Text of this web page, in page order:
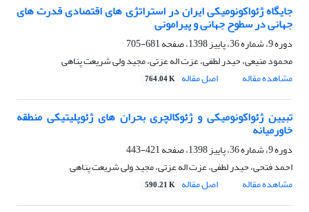
جایگاه ژئواکونومیکی ایران در استراتژی های اقتصادی قدرت های
جهانی در سطوح جهانی و پیرامونی
دوره 9، شماره 36، پاییز 1398، صفحه
681-705
محمود منیعی، حیدر لطفی، عزت اله عزتی، مجید ولی شریعت پناهی
مشاهده مقاله
اصل مقاله 764.04 K
تبیین ژئواکونومیکی و ژئوکالچری بحران های ژئوپلیتیکی منطقه
خاورمیانه
دوره 9، شماره 36، پاییز 1398، صفحه
421-443
احمد فتحی، حیدر لطفی، عزت اله عزتی، مجید ولی شریعت پناهی
مشاهده مقاله
اصل مقاله 590.21 K